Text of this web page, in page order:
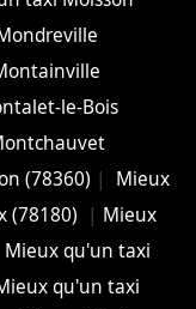
le-Bois
(78360) |
Mieux
(78180)
| Mieux
Mieux qu'un taxi
qu'un taxi